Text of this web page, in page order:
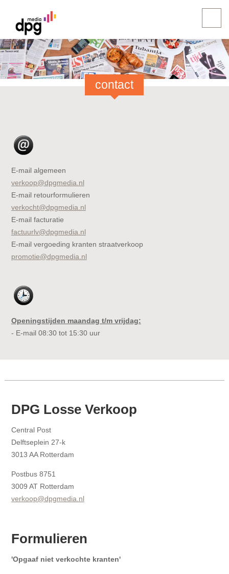
contact
E-mail algemeen
verkoop@dpgmedia.nl
E-mail retourformulieren
verkocht@dpgmedia.nl
E-mail facturatie
factuurlv@dpgmedia.nl
E-mail vergoeding kranten straatverkoop
promotie@dpgmedia.nl
Openingstijden maandag t/m vrijdag:
- E-mail 08:30 tot 15:30 uur
DPG Losse Verkoop
Central Post
Delftseplein 27-k
3013 AA Rotterdam
Postbus 8751
3009 AT Rotterdam
verkoop@dpgmedia.nl
Formulieren
'Opgaaf niet verkochte kranten'